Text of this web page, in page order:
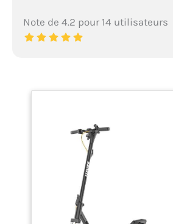
Note de 4.2 pour 14 utilisateurs